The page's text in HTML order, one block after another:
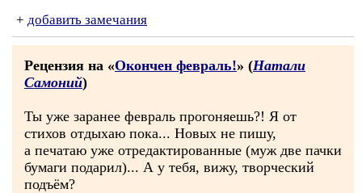
+ добавить замечания
Рецензия на «Окончен февраль!» (Натали
Самоний)
Ты уже заранее февраль прогоняешь?! Я от
стихов отдыхаю пока... Новых не пишу,
а печатаю уже отредактированные (муж две пачки
бумаги подарил)... А у тебя, вижу, творческий
подъём?